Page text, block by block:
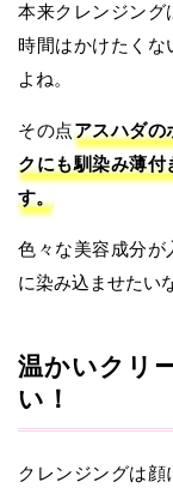
本来クレンジング
時間はかけたくな
よね。
その点アスハダの
クにも馴染み薄付
す。
色々な美容成分が
に染み込ませたい
温かいクリ
い！
クレンジングは